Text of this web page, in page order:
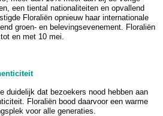
een tiental nationaliteiten en opvallend
Floraliën opnieuw haar internationale
groen- en belevingsevenement. Floraliën
en met 10 mei.
duidelijk dat bezoekers nood hebben aan
Floraliën bood daarvoor een warme
voor alle generaties.